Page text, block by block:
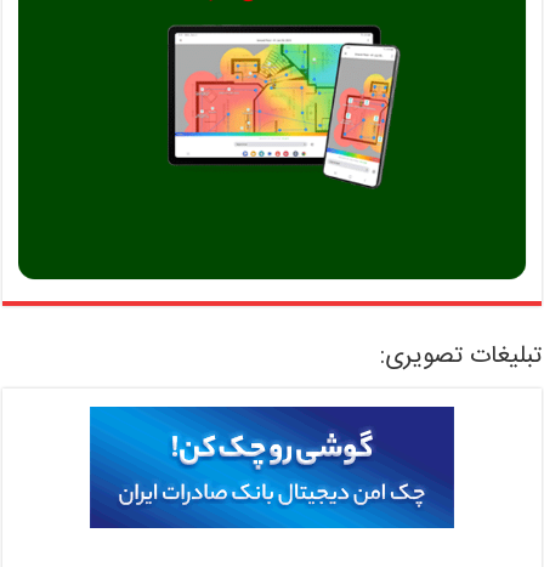
تبلیغات تصویری: